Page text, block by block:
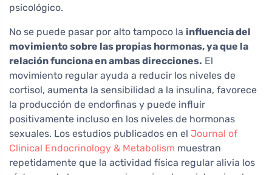
psicológico.
No se puede pasar por alto tampoco la influencia del
movimiento sobre las propias hormonas, ya que la
relación funciona en ambas direcciones. El
movimiento regular ayuda a reducir los niveles de
cortisol, aumenta la sensibilidad a la insulina, favorece
la producción de endorfinas y puede influir
positivamente incluso en los niveles de hormonas
sexuales. Los estudios publicados en el Journal of
Clinical Endocrinology & Metabolism muestran
repetidamente que la actividad física regular alivia los